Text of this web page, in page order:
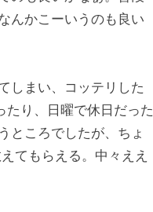
んかこーいうのも良い
しまい、コッテリした
たり、日曜で休日だった
ところでしたが、ちょ
てもらえる。中々ええ